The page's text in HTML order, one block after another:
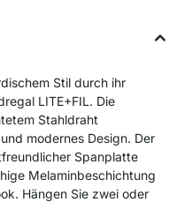
Stil durch ihr
LITE+FIL. Die
Stahldraht
modernes Design. Der
Spanplatte
Melaminbeschichtung
Hängen Sie zwei oder